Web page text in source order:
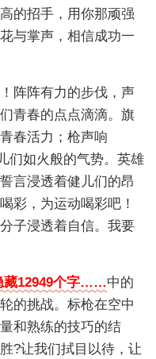
的招手，用你那顽强
与掌声，相信成功一
阵阵有力的步伐，声
青春的点点滴滴。旗
春活力；枪声响
们如火般的气势。英雄
言浸透着健儿们的昂
彩，为运动喝彩吧！
子浸透着自信。我要
12949个字……中的
的挑战。标枪在空中
和熟练的技巧的结
?让我们拭目以待，让